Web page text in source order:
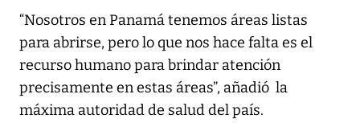
“Nosotros en Panamá tenemos áreas listas
para abrirse, pero lo que nos hace falta es el
recurso humano para brindar atención
precisamente en estas áreas”, añadió la
máxima autoridad de salud del país.